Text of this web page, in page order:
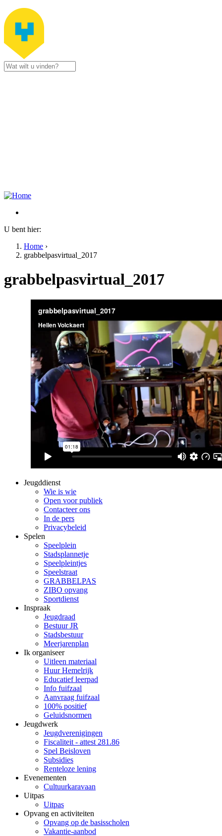
Jump to navigation
U bent hier:
Home ›
grabbelpasvirtual_2017
grabbelpasvirtual_2017
Jeugddienst
Wie is wie
Open voor publiek
Contacteer ons
In de pers
Privacybeleid
Spelen
Speelplein
Stadsplannetje
Speelpleintjes
Speelstraat
GRABBELPAS
ZIBO opvang
Sportdienst
Inspraak
Jeugdraad
Bestuur JR
Stadsbestuur
Meerjarenplan
Ik organiseer
Uitleen materiaal
Huur Hemelrijk
Educatief leerpad
Info fuifzaal
Aanvraag fuifzaal
100% positief
Geluidsnormen
Jeugdwerk
Jeugdverenigingen
Fiscaliteit - attest 281.86
Spel Beisloven
Subsidies
Renteloze lening
Evenementen
Cultuurkaravaan
Uitpas
Uitpas
Opvang en activiteiten
Opvang op de basisscholen
Vakantie-aanbod